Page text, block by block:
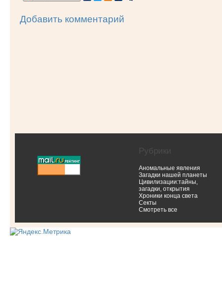
Добавить комментарий
Рубрики
Аномальные явления
Загадки нашей планеты
Цивилизации:тайны,
загадки, открытия
Хроники конца света
Секты
Смотреть все